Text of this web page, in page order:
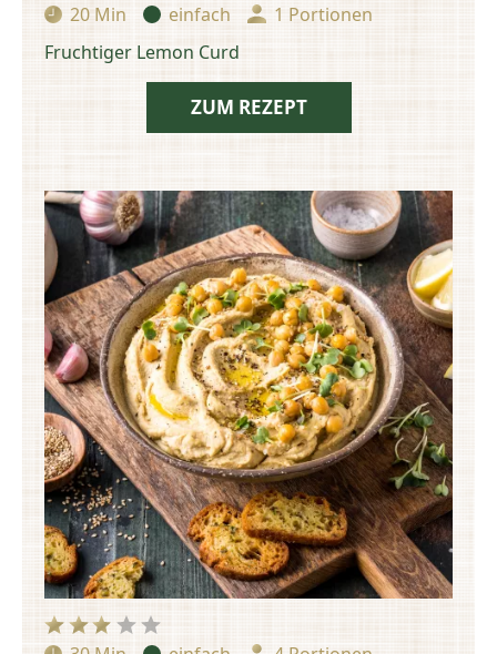
Zubereitungszeit:
20 Min Schwierigkeit:
einfach Portionen:
1 Portionen
Fruchtiger Lemon Curd
ZUM REZEPT